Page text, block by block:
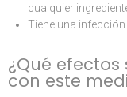
cualquier
Tiene una
¿Qué
con este